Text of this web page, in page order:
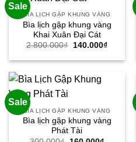
Sale
BÌA LỊCH GẬP KHUNG VÀNG
Bìa lịch gập khung vàng
Khai Xuân Đại Cát
2.800.000₫
Giá
là:
140.000₫Giá
tại
Sale
BÌA LỊCH GẬP KHUNG VÀNG
Bìa lịch gập khung vàng
Phát Tài